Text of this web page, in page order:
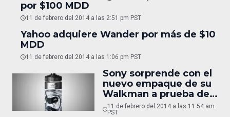
por $100 MDD
11 de febrero del 2014 a las 2:51 pm PST
Yahoo adquiere Wander por más de $10
MDD
11 de febrero del 2014 a las 1:06 pm PST
Sony sorprende con el
nuevo empaque de su
Walkman a prueba de
agua
11 de febrero del 2014 a las 11:54 am
PST